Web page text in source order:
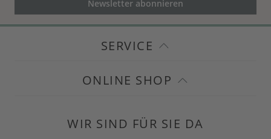
Newsletter abonnieren
SERVICE
ONLINE SHOP
WIR SIND FÜR SIE DA